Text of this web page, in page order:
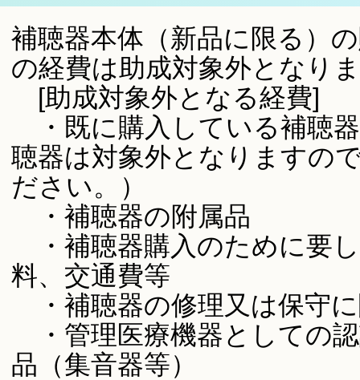
補聴器本体（新品に限る）
の経費は助成対象外となり
[助成対象外となる経費]
・既に購入している補聴
聴器は対象外となりますの
ださい。）
・補聴器の附属品
・補聴器購入のために要
料、交通費等
・補聴器の修理又は保守
・管理医療機器としての
品（集音器等）